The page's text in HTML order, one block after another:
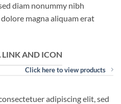
diam nonummy nibh
magna aliquam erat
LINK AND ICON
Click here to view products
adipiscing elit, sed